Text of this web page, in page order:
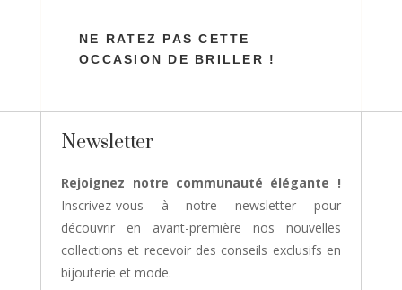
NE RATEZ PAS CETTE
OCCASION DE BRILLER !
Newsletter
Rejoignez notre communauté élégante !
Inscrivez-vous à notre newsletter pour
découvrir en avant-première nos nouvelles
collections et recevoir des conseils exclusifs en
bijouterie et mode.